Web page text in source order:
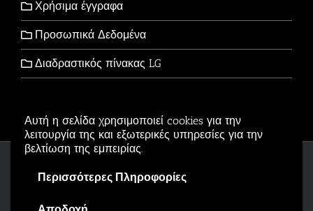
Αυτή η σελίδα χρησιμοποιεί cookies για την
λειτουργία της και εξωτερικές υπηρεσίες για την
βελτίωση της εμπειρίας.
Περισσότερες Πληροφορίες
Χρήσιμα έγγραφα
Προσωπικά Δεδομένα
Διαδραστικός πίνακας LG
Αρβανιτίδης Θεόδωρος Powered by